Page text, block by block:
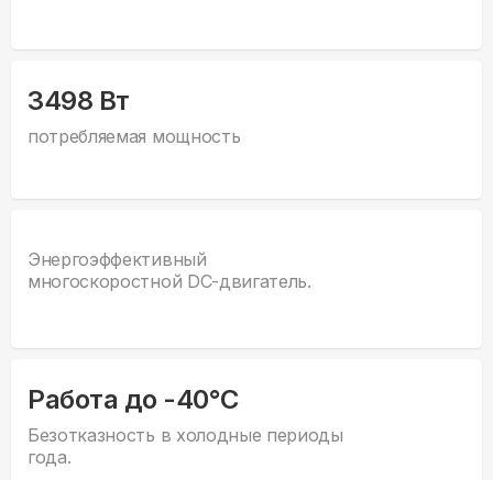
3498 Вт
потребляемая мощность
Энергоэффективный
многоскоростной DC-двигатель.
Работа до -40°С
Безотказность в холодные периоды
года.